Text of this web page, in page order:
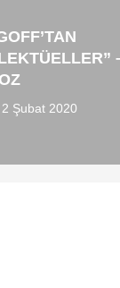
2 Şubat 2020